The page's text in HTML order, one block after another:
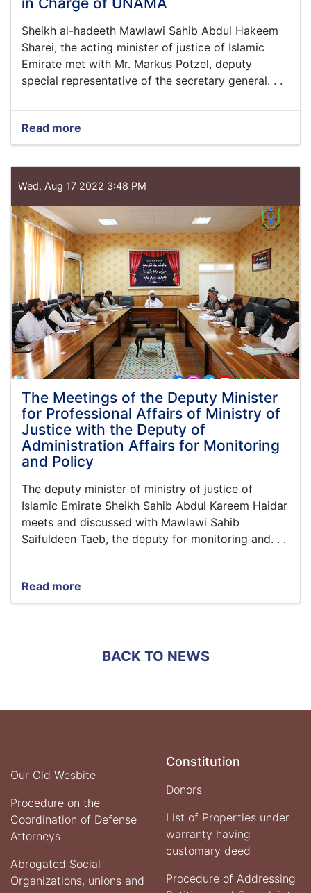
Sheikh al-hadeeth Mawlawi Sahib Abdul Hakeem
Sharei, the acting minister of justice of Islamic
Emirate met with Mr. Markus Potzel, deputy
special representative of the secretary general. . .
Read more
Minister
Justice
meets
in
Charge
of
UNAMA
Wed, Aug 17 2022 3:48 PM
The Meetings of the Deputy Minister
for Professional Affairs of Ministry of
Justice with the Deputy of
Administration Affairs for Monitoring
and Policy
The deputy minister of ministry of justice of
Islamic Emirate Sheikh Sahib Abdul Kareem Haidar
meets and discussed with Mawlawi Sahib
Saifuldeen Taeb, the deputy for monitoring and. . .
Read more
The
Deputy
Affairs
with
Deputy
of
for
Monitoring
BACK TO NEWS
Our Old Wesbite
Procedure on the
Coordination of Defense
Attorneys
Abrogated Social
Organizations, unions and
Constitution
Donors
List of Properties under
warranty having
customary deed
Procedure of Addressing